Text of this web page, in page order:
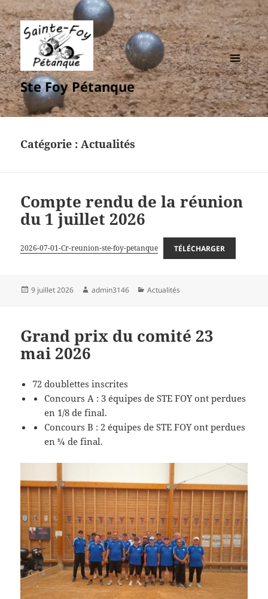
Ste Foy Pétanque
MENU
ET
WIDGETS
Catégorie :Actualités
Compte rendu de la réunion
du 1 juillet 2026
2026-07-01-Cr-reunion-ste-foy-petanque TÉLÉCHARGER
Publié
9 juillet 2026 Auteur
admin3146 Catégories
Actualités
Grand prix du comité 23
mai 2026
72 doublettes inscrites
Concours A : 3 équipes de STE FOY ont perdues
en 1/8 de final.
Concours B : 2 équipes de STE FOY ont perdues
en ¼ de final.